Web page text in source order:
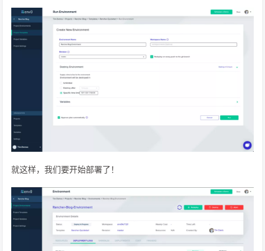
就这样，我们要开始部署了！